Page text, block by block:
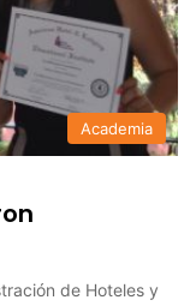
Academia
de Hoteles y